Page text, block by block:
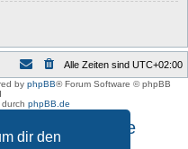
dir den
Alle Zeiten sind UTC+02:00
by phpBB® Forum Software © phpBB
phpBB.de